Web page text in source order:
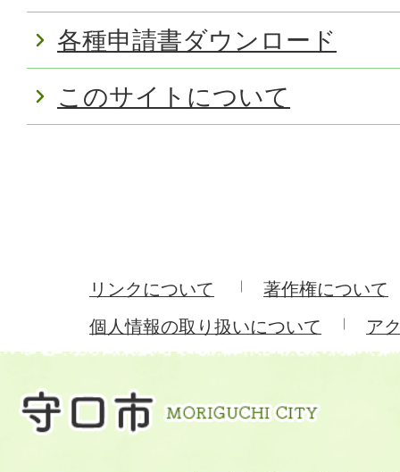
各種申請書ダウンロード
このサイトについて
リンクについて
著作権について
個人情報の取り扱いについて
ア